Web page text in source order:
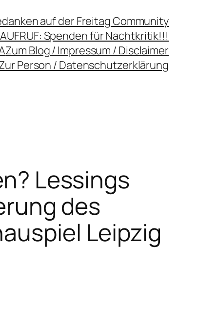
auf der Freitag Community
AUFRUF: Spenden für Nachtkritik!!!
Zum Blog / Impressum / Disclaimer
Person / Datenschutzerklärung
Lessings
des
Leipzig